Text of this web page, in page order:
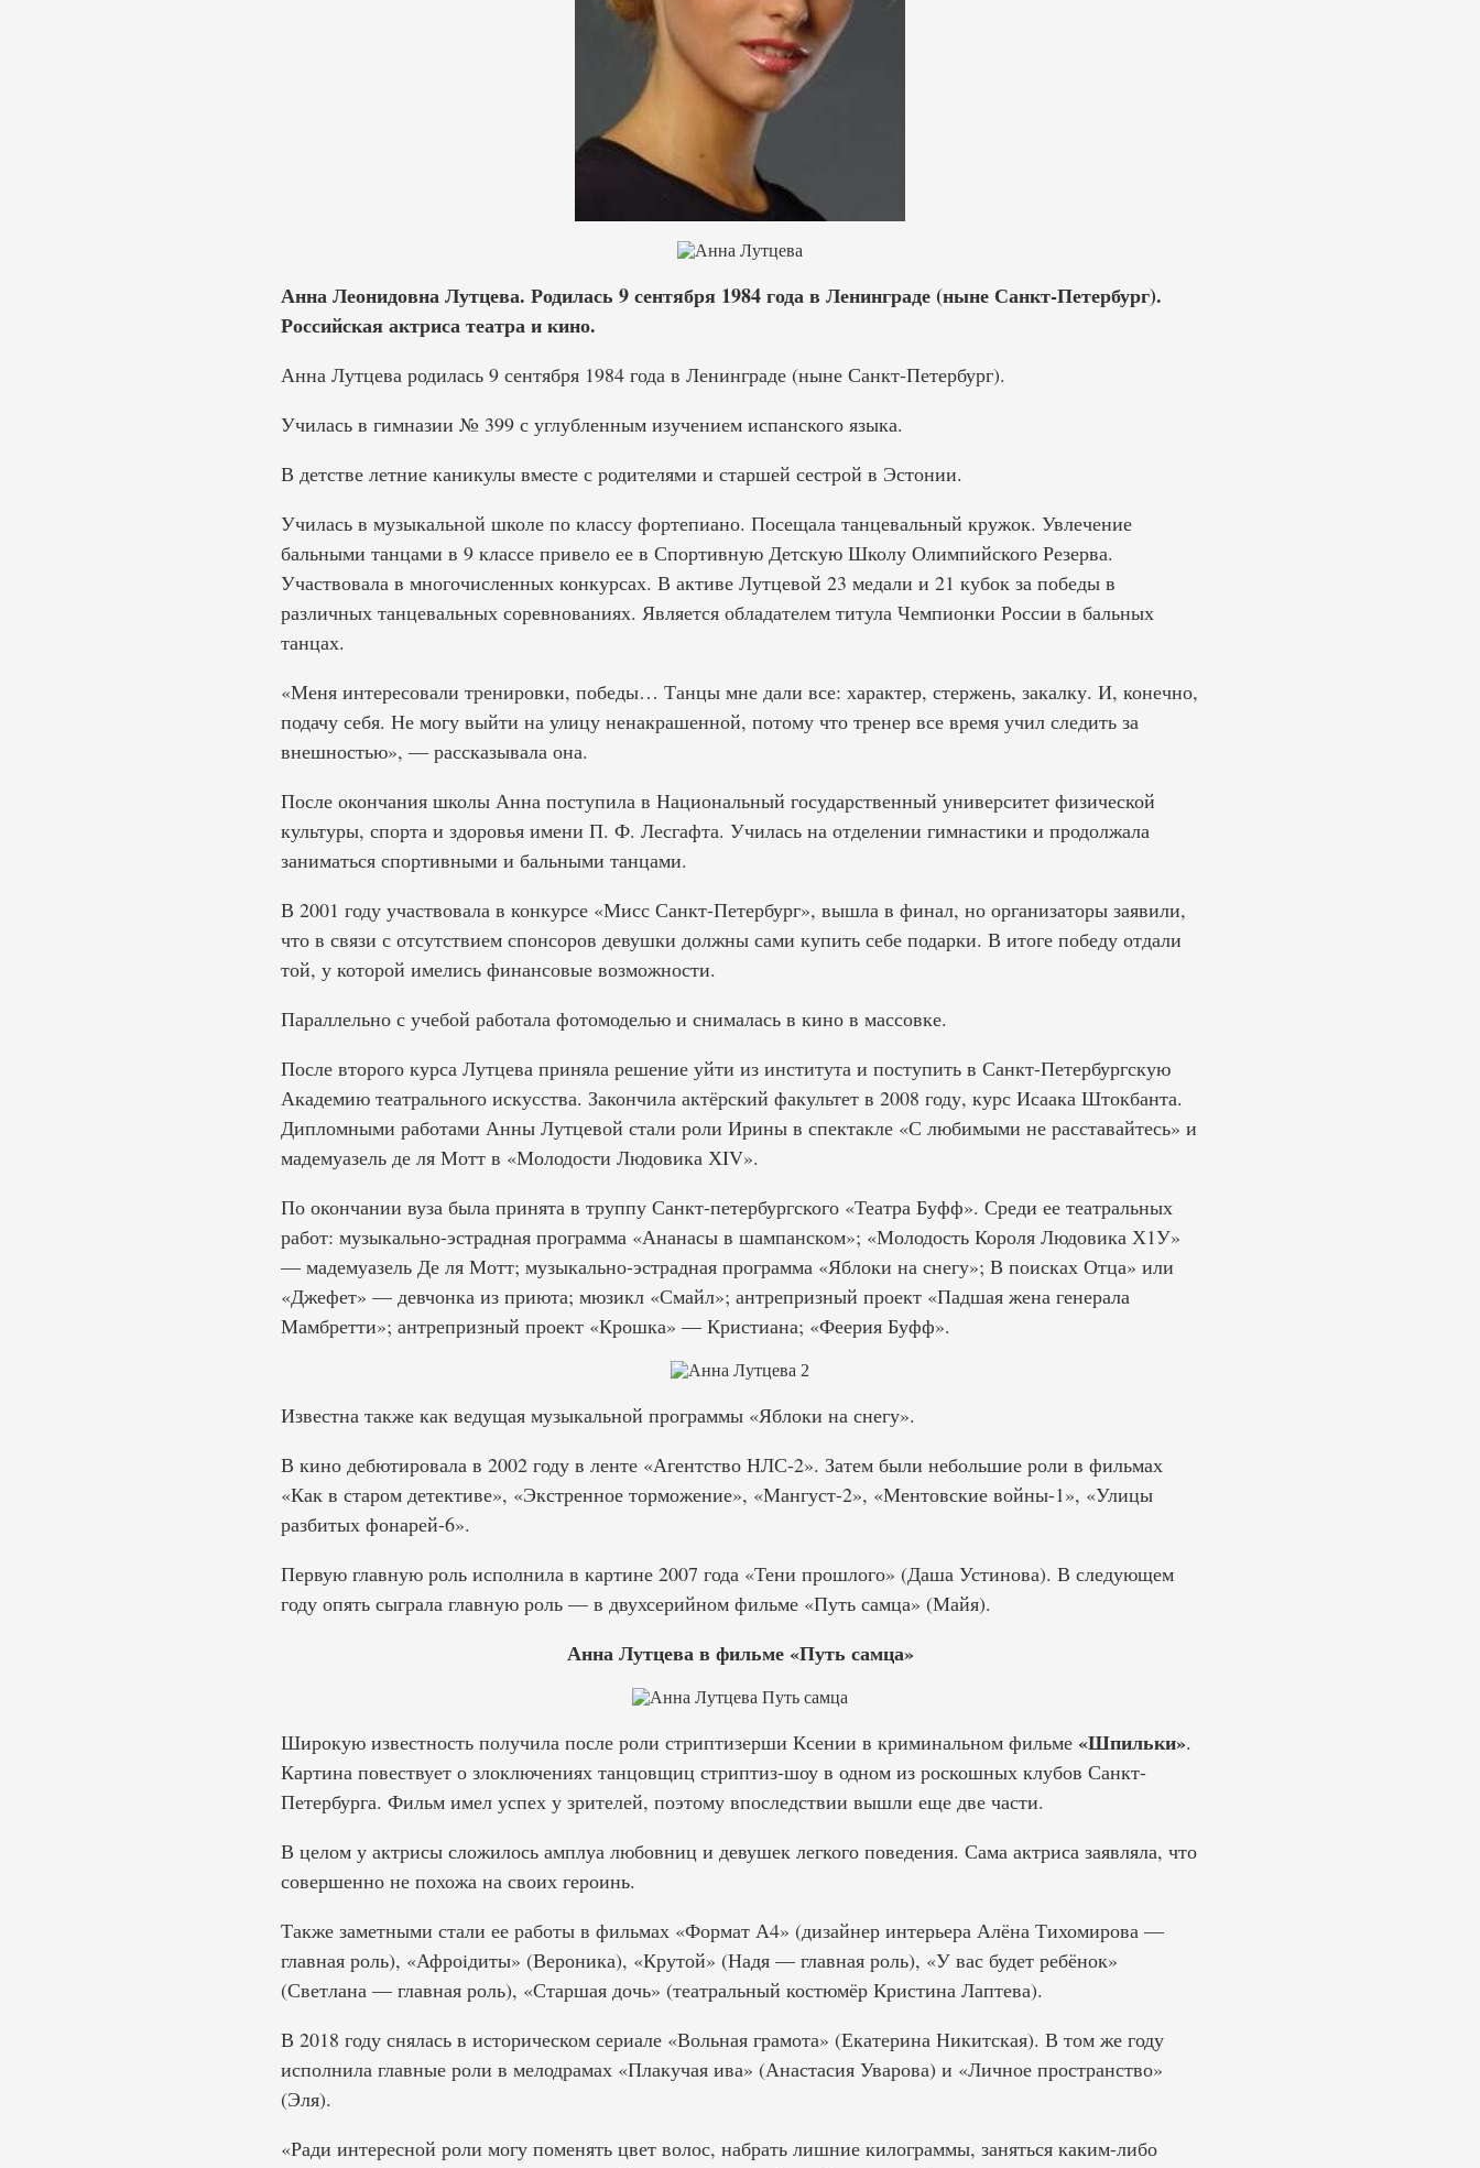
Анна Леонидовна Лутцева. Родилась 9 сентября 1984 года в Ленинграде (ныне Санкт-Петербург).
Российская актриса театра и кино.
Анна Лутцева родилась 9 сентября 1984 года в Ленинграде (ныне Санкт-Петербург).
Училась в гимназии № 399 с углубленным изучением испанского языка.
В детстве летние каникулы вместе с родителями и старшей сестрой в Эстонии.
Училась в музыкальной школе по классу фортепиано. Посещала танцевальный кружок. Увлечение
бальными танцами в 9 классе привело ее в Спортивную Детскую Школу Олимпийского Резерва.
Участвовала в многочисленных конкурсах. В активе Лутцевой 23 медали и 21 кубок за победы в
различных танцевальных соревнованиях. Является обладателем титула Чемпионки России в бальных
танцах.
«Меня интересовали тренировки, победы… Танцы мне дали все: характер, стержень, закалку. И, конечно,
подачу себя. Не могу выйти на улицу ненакрашенной, потому что тренер все время учил следить за
внешностью», — рассказывала она.
После окончания школы Анна поступила в Национальный государственный университет физической
культуры, спорта и здоровья имени П. Ф. Лесгафта. Училась на отделении гимнастики и продолжала
заниматься спортивными и бальными танцами.
В 2001 году участвовала в конкурсе «Мисс Санкт-Петербург», вышла в финал, но организаторы заявили,
что в связи с отсутствием спонсоров девушки должны сами купить себе подарки. В итоге победу отдали
той, у которой имелись финансовые возможности.
Параллельно с учебой работала фотомоделью и снималась в кино в массовке.
После второго курса Лутцева приняла решение уйти из института и поступить в Санкт-Петербургскую
Академию театрального искусства. Закончила актёрский факультет в 2008 году, курс Исаака Штокбанта.
Дипломными работами Анны Лутцевой стали роли Ирины в спектакле «С любимыми не расставайтесь» и
мадемуазель де ля Мотт в «Молодости Людовика ХIV».
По окончании вуза была принята в труппу Санкт-петербургского «Театра Буфф». Среди ее театральных
работ: музыкально-эстрадная программа «Ананасы в шампанском»; «Молодость Короля Людовика Х1У»
— мадемуазель Де ля Мотт; музыкально-эстрадная программа «Яблоки на снегу»; В поисках Отца» или
«Джефет» — девчонка из приюта; мюзикл «Смайл»; антрепризный проект «Падшая жена генерала
Мамбретти»; антрепризный проект «Крошка» — Кристиана; «Феерия Буфф».
Известна также как ведущая музыкальной программы «Яблоки на снегу».
В кино дебютировала в 2002 году в ленте «Агентство НЛС-2». Затем были небольшие роли в фильмах
«Как в старом детективе», «Экстренное торможение», «Мангуст-2», «Ментовские войны-1», «Улицы
разбитых фонарей-6».
Первую главную роль исполнила в картине 2007 года «Тени прошлого» (Даша Устинова). В следующем
году опять сыграла главную роль — в двухсерийном фильме «Путь самца» (Майя).
Анна Лутцева в фильме «Путь самца»
Широкую известность получила после роли стриптизерши Ксении в криминальном фильме «Шпильки».
Картина повествует о злоключениях танцовщиц стриптиз-шоу в одном из роскошных клубов Санкт-
Петербурга. Фильм имел успех у зрителей, поэтому впоследствии вышли еще две части.
В целом у актрисы сложилось амплуа любовниц и девушек легкого поведения. Сама актриса заявляла, что
совершенно не похожа на своих героинь.
Также заметными стали ее работы в фильмах «Формат А4» (дизайнер интерьера Алёна Тихомирова —
главная роль), «Афроiдиты» (Вероника), «Крутой» (Надя — главная роль), «У вас будет ребёнок»
(Светлана — главная роль), «Старшая дочь» (театральный костюмёр Кристина Лаптева).
В 2018 году снялась в историческом сериале «Вольная грамота» (Екатерина Никитская). В том же году
исполнила главные роли в мелодрамах «Плакучая ива» (Анастасия Уварова) и «Личное пространство»
(Эля).
«Ради интересной роли могу поменять цвет волос, набрать лишние килограммы, заняться каким-либо